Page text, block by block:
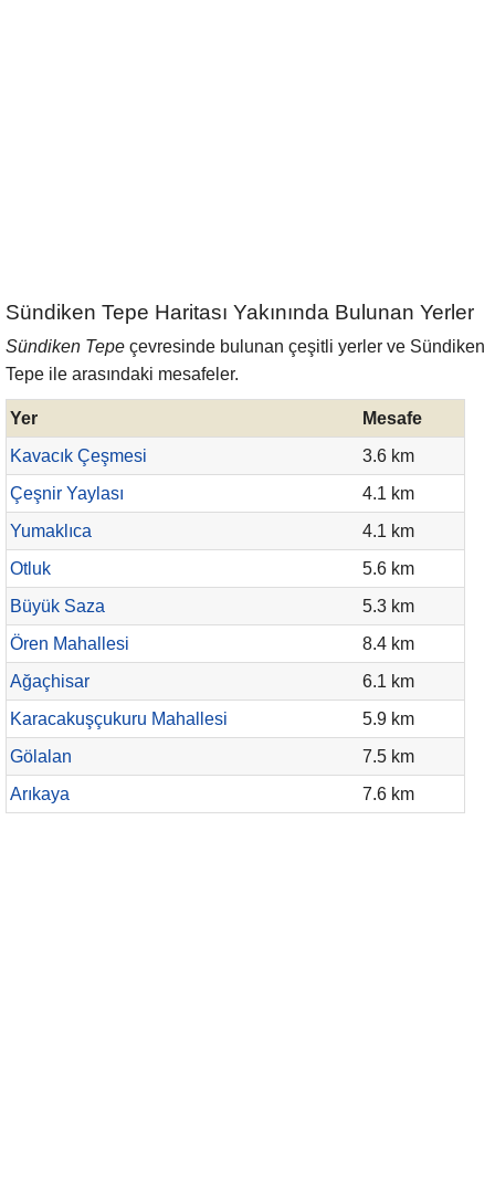
Sündiken Tepe Haritası Yakınında Bulunan Yerler
Sündiken Tepe çevresinde bulunan çeşitli yerler ve Sündiken
Tepe ile arasındaki mesafeler.
Yer
Mesafe
Kavacık Çeşmesi
3.6 km
Çeşnir Yaylası
4.1 km
Yumaklıca
4.1 km
Otluk
5.6 km
Büyük Saza
5.3 km
Ören Mahallesi
8.4 km
Ağaçhisar
6.1 km
Karacakuşçukuru Mahallesi
5.9 km
Gölalan
7.5 km
Arıkaya
7.6 km